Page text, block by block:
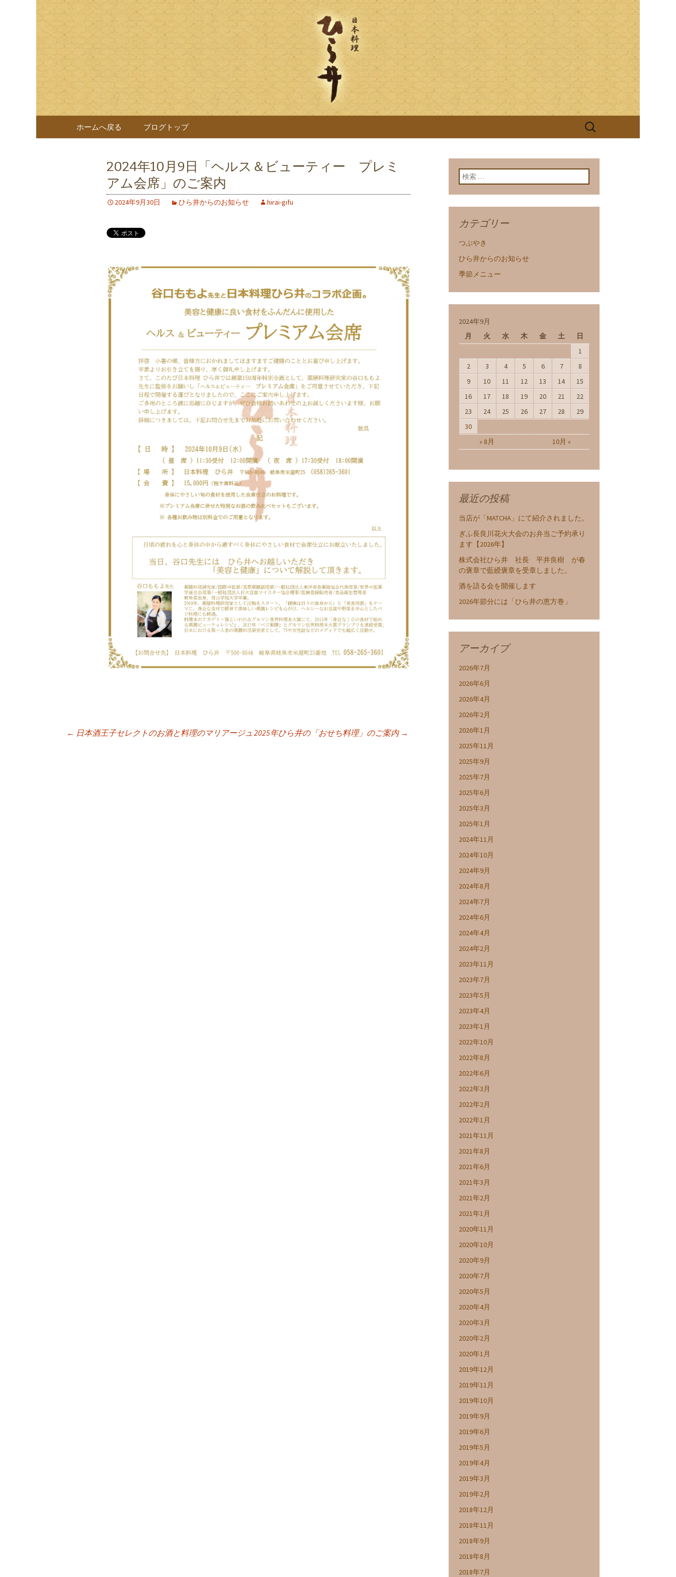
日本料理ひら井のブログ
岐阜県岐阜市の日本料理店「ひら井(ひらい)」は創業明治6年。受ける継がれる伝統と技を大切に、お客
様へのおもてなしをしております。ひら井に併設する、蕎麦屋の「吉照庵(きっしょうあん)」は、つ
なぎを一切使わない十割蕎麦を提供。
コンテンツへ移動
ホームへ戻る ブログトップ
検
2024年10月9日「ヘルス＆ビューティー プレミ
アム会席」のご案内
2024年9月30日 ひら井からのお知らせ hirai-gifu
← 日本酒王子セレクトのお酒と料理のマリアージュ 2025年ひら井の「おせち料理」のご案内 →
検索:
カテゴリー
つぶやき
ひら井からのお知らせ
季節メニュー
2024年9月
月
火 水 木 金 土 日
« 8月 10月 »
1
2
3 4 5 6 7
8
9
10 11 12 13 14
15
16
17 18 19 20 21
22
23
24 25 26 27 28
29
30
最近の投稿
当店が「MATCHA」にて紹介されました。
ぎふ長良川花火大会のお弁当ご予約承り
ます【2026年】
株式会社ひら井 社長 平井良樹 が春
の褒章で藍綬褒章を受章しました。
酒を語る会を開催します
2026年節分には「ひら井の恵方巻」
アーカイブ
2026年7月
2026年6月
2026年4月
2026年2月
2026年1月
2025年11月
2025年9月
2025年7月
2025年6月
2025年3月
2025年1月
2024年11月
2024年10月
2024年9月
2024年8月
2024年7月
2024年6月
2024年4月
2024年2月
2023年11月
2023年7月
2023年5月
2023年4月
2023年1月
2022年10月
2022年8月
2022年6月
2022年3月
2022年2月
2022年1月
2021年11月
2021年8月
2021年6月
2021年3月
2021年2月
2021年1月
2020年11月
2020年10月
2020年9月
2020年7月
2020年5月
2020年4月
2020年3月
2020年2月
2020年1月
2019年12月
2019年11月
2019年10月
2019年9月
2019年6月
2019年5月
2019年4月
2019年3月
2019年2月
2018年12月
2018年11月
2018年9月
2018年8月
2018年7月